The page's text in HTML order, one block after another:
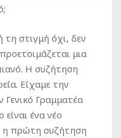
τη στιγμή όχι, δεν
μια
Η συζήτηση
Είχαμε την
Γενικό Γραμματέα
είναι ένα νέο
η πρώτη συζήτηση